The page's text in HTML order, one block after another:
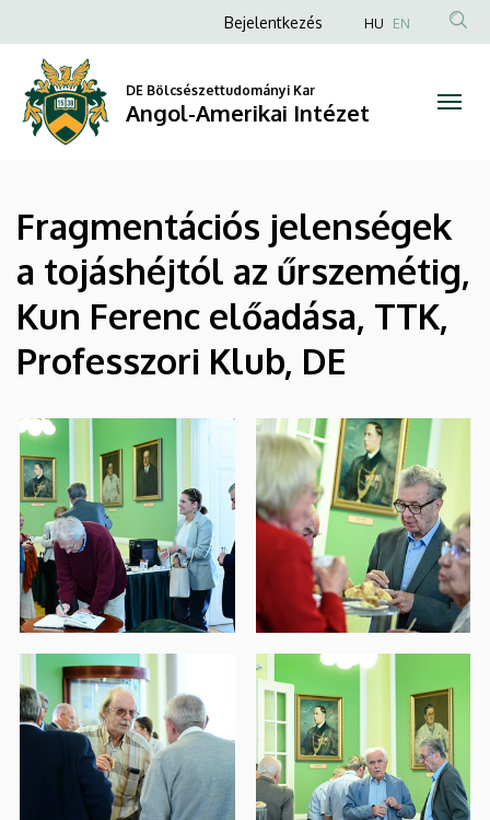
Angol-
Amerikai
Intézet
a
tartalomra
Anonim
fiók
menüje
Bejelentkezés HU EN
DE Bölcsészettudományi Kar
Angol-Amerikai Intézet
Fragmentációs jelenségek
a tojáshéjtól az űrszemétig,
Kun Ferenc előadása, TTK,
Professzori Klub, DE